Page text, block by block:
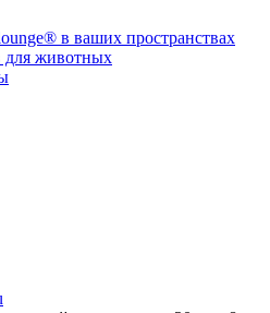
в ваших пространствах
для животных